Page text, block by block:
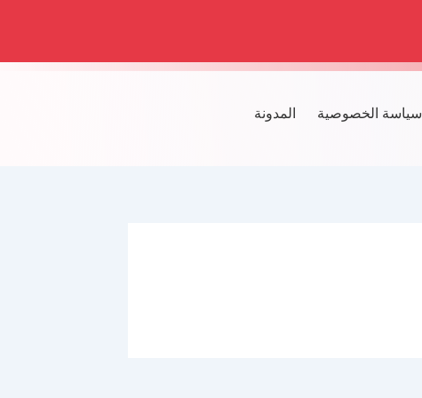
سياسة الخصوصية المدونة